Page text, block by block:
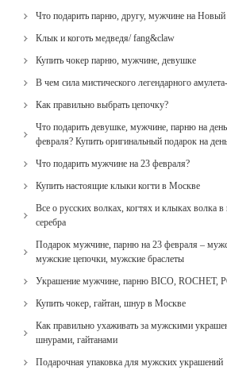
Что подарить парню, другу, мужчине на Новый
Клык и коготь медведя/ fang&claw
Купить чокер парню, мужчине, девушке
В чем сила мистического легендарного
Как правильно выбрать цепочку?
Что подарить девушке, мужчине, парню на
февраля? Купить оригинальный подарок на
Что подарить мужчине на 23 февраля?
Купить настоящие клыки когти в Москве
Все о русских волках, когтях и клыках волка
серебра
Подарок мужчине, парню на 23 февраля –
мужские цепочки, мужские браслеты
Украшение мужчине, парню BICO, ROCHET,
Купить чокер, гайтан, шнур в Москве
Как правильно ухаживать за мужскими
шнурами, гайтанами
Подарочная упаковка для мужских украшений